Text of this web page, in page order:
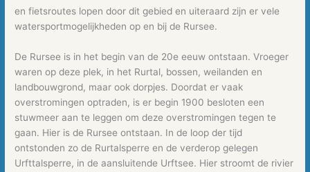
en fietsroutes lopen door dit gebied en uiteraard zijn er vele
watersportmogelijkheden op en bij de Rursee.
De Rursee is in het begin van de 20e eeuw ontstaan. Vroeger
waren op deze plek, in het Rurtal, bossen, weilanden en
landbouwgrond, maar ook dorpjes. Doordat er vaak
overstromingen optraden, is er begin 1900 besloten een
stuwmeer aan te leggen om deze overstromingen tegen te
gaan. Hier is de Rursee ontstaan. In de loop der tijd
ontstonden zo de Rurtalsperre en de verderop gelegen
Urfttalsperre, in de aansluitende Urftsee. Hier stroomt de rivier